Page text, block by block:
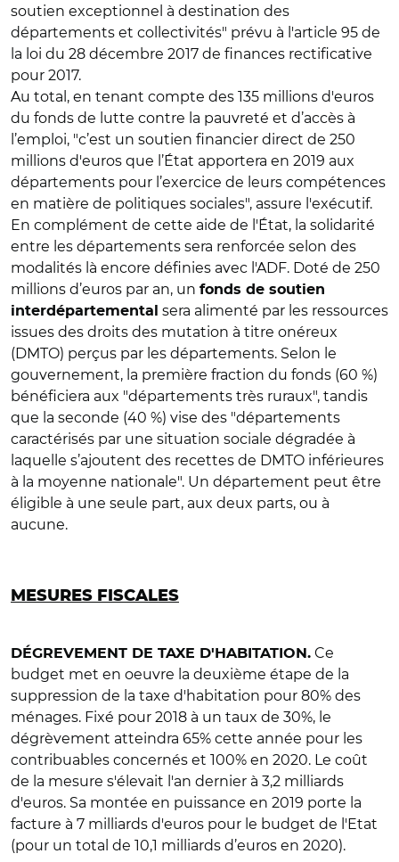
soutien exceptionnel à destination des
départements et collectivités" prévu à l'article 95 de
la loi du 28 décembre 2017 de finances rectificative
pour 2017.
Au total, en tenant compte des 135 millions d'euros
du fonds de lutte contre la pauvreté et d’accès à
l’emploi, "c’est un soutien financier direct de 250
millions d'euros que l’État apportera en 2019 aux
départements pour l’exercice de leurs compétences
en matière de politiques sociales", assure l'exécutif.
En complément de cette aide de l'État, la solidarité
entre les départements sera renforcée selon des
modalités là encore définies avec l'ADF. Doté de 250
millions d’euros par an, un fonds de soutien
interdépartemental
sera alimenté par les ressources
issues des droits des mutation à titre onéreux
(DMTO) perçus par les départements. Selon le
gouvernement, la première fraction du fonds (60 %)
bénéficiera aux "départements très ruraux", tandis
que la seconde (40 %) vise des "départements
caractérisés par une situation sociale dégradée à
laquelle s’ajoutent des recettes de DMTO inférieures
à la moyenne nationale". Un département peut être
éligible à une seule part, aux deux parts, ou à
aucune.
MESURES FISCALES
DÉGREVEMENT DE TAXE D'HABITATION. Ce
budget met en oeuvre la deuxième étape de la
suppression de la taxe d'habitation pour 80% des
ménages. Fixé pour 2018 à un taux de 30%, le
dégrèvement atteindra 65% cette année pour les
contribuables concernés et 100% en 2020. Le coût
de la mesure s'élevait l'an dernier à 3,2 milliards
d'euros. Sa montée en puissance en 2019 porte la
facture à 7 milliards d'euros pour le budget de l'Etat
(pour un total de 10,1 milliards d’euros en 2020).